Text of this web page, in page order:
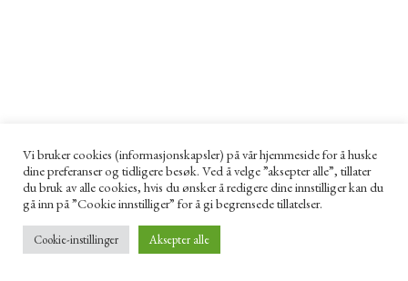
Vi bruker cookies (informasjonskapsler) på vår hjemmeside for å huske
dine preferanser og tidligere besøk. Ved å velge ”aksepter alle”, tillater
du bruk av alle cookies, hvis du ønsker å redigere dine innstilliger kan du
gå inn på ”Cookie innstilliger” for å gi begrensede tillatelser.
Cookie-instillinger Aksepter alle